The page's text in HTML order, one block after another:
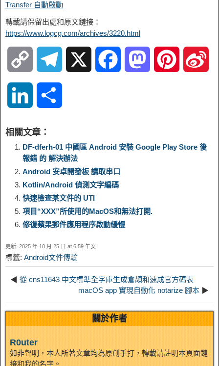
Transfer 自動啟動
轉載請保留出處和原文鏈接：
https://www.logcg.com/archives/3220.html
o
y
L
i
n
g
r
a o o
n
k
e
d
I
a
r
e
相關文章：
DF-dferh-01 中國區 Android 安裝 Google Play Store 後
報錯 的 解決辦法
Android 安卓開發板 讀取串口
Kotlin/Android 偵測文字編碼
快速檢查某文件的 UTI
項目“XXX”所使用的MacOS和無法打開.
修復蘋果郵件應用程序啟動緩慢
更新: 2025 年 10 月 25 日 at 6:59 午安
標籤: Android文件傳輸
◀ 從 cns11643 中文標準全字庫生成倉頡和速成官方碼表
macOS app 實現自動化 notarize 腳本 ▶
關於作者
R0uter
如非聲明，本人所著文章均為原創手打，轉載請註明本頁面鏈
接和我的名字。